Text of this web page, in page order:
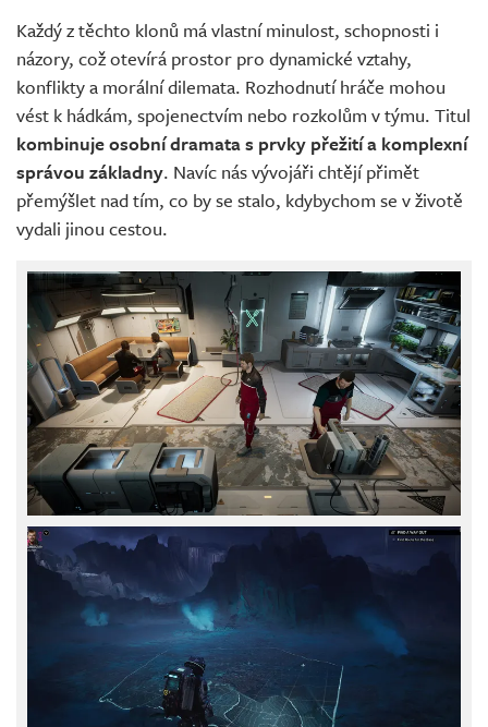
Každý z těchto klonů má vlastní minulost, schopnosti i
názory, což otevírá prostor pro dynamické vztahy,
konflikty a morální dilemata. Rozhodnutí hráče mohou
vést k hádkám, spojenectvím nebo rozkolům v týmu. Titul
kombinuje osobní dramata s prvky přežití a komplexní
správou základny. Navíc nás vývojáři chtějí přimět
přemýšlet nad tím, co by se stalo, kdybychom se v životě
vydali jinou cestou.